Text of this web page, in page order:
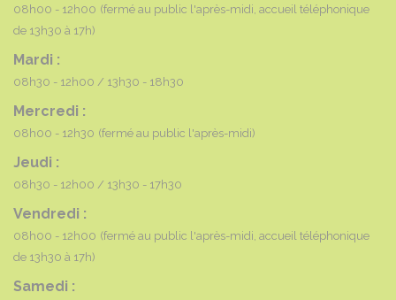
08h00 - 12h00 (fermé au public l'après-midi, accueil téléphonique
de 13h30 à 17h)
Mardi :
08h30 - 12h00 13h30 - 18h30
Mercredi :
08h00 - 12h30 (fermé au public l'après-midi)
Jeudi :
08h30 - 12h00 13h30 - 17h30
Vendredi :
08h00 - 12h00 (fermé au public l'après-midi, accueil téléphonique
de 13h30 à 17h)
Samedi :